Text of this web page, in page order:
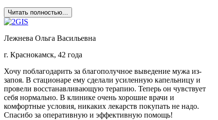
Читать полностью...
Лежнева Ольга Васильевна
г. Краснокамск, 42 года
Хочу поблагодарить за благополучное выведение мужа из-
запоя. В стационаре ему сделали усиленную капельницу и
провели восстанавливающую терапию. Теперь он чувствует
себя нормально. В клинике очень хорошие врачи и
комфортные условия, никаких лекарств покупать не надо.
Спасибо за оперативную и эффективную помощь!